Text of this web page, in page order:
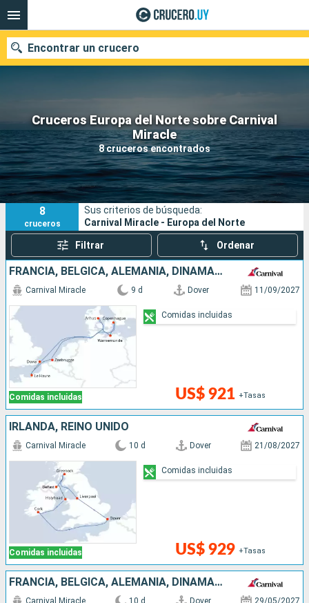
Cruceros Europa del Norte sobre Carnival
Miracle
8 cruceros encontrados
Encontrar un crucero
Nuestros destinos
Fecha de salida
Puertos Compañías
Buscar
8
cruceros
Sus criterios de búsqueda:
Carnival Miracle - Europa del Norte
Filtrar Ordenar
FRANCIA, BÉLGICA, ALEMANIA, DINAMARCA, REINO UNIDO
Comidas incluidas
Carnival Miracle 9 d Dover 11/09/2027
US$ 921 +Tasas
Comidas incluidas
IRLANDA, REINO UNIDO
Comidas incluidas
Carnival Miracle 10 d Dover 21/08/2027
US$ 929 +Tasas
Comidas incluidas
FRANCIA, BÉLGICA, ALEMANIA, DINAMARCA, PAISES BAJOS, REINO UNIDO